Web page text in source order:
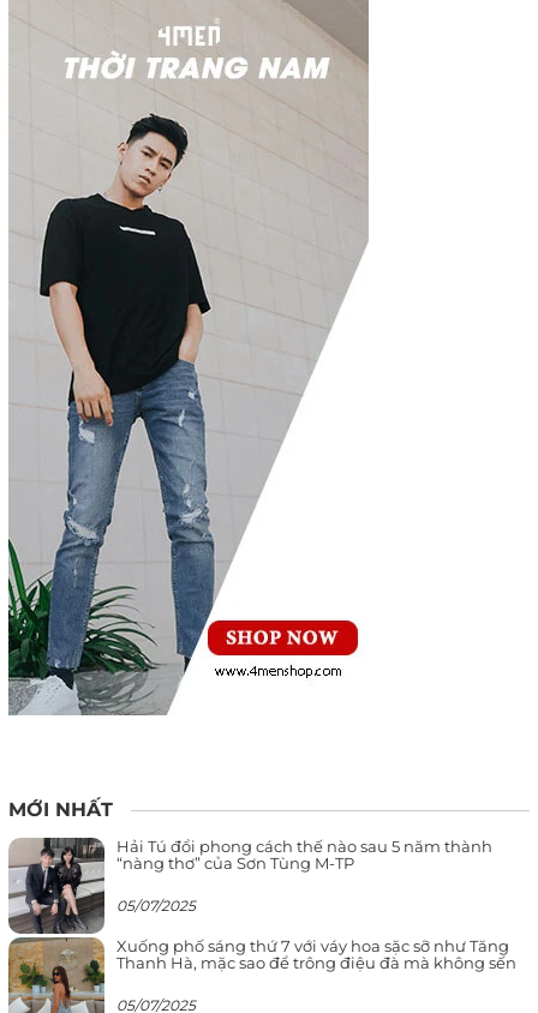
MỚI NHẤT
Hải Tú đổi phong cách thế nào sau 5 năm thành
“nàng thơ” của Sơn Tùng M-TP
05/07/2025
Xuống phố sáng thứ 7 với váy hoa sặc sỡ như Tăng
Thanh Hà, mặc sao để trông điệu đà mà không sến
05/07/2025